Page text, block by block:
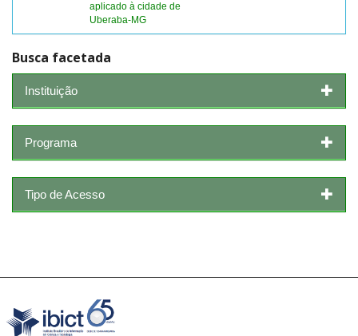
aplicado à cidade de
Uberaba-MG
Busca facetada
Instituição
Programa
Tipo de Acesso